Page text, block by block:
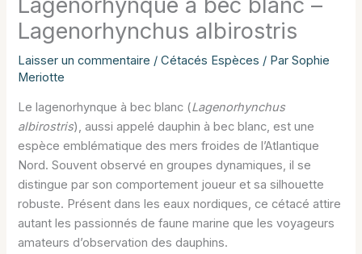
Lagenorhynchus albirostris
Laisser un commentaire /Cétacés Espèces / ParSophie
Meriotte
Le lagenorhynque à bec blanc (Lagenorhynchus
albirostris), aussi appelé dauphin à bec blanc, est une
espèce emblématique des mers froides de l’Atlantique
Nord. Souvent observé en groupes dynamiques, il se
distingue par son comportement joueur et sa silhouette
robuste. Présent dans les eaux nordiques, ce cétacé attire
autant les passionnés de faune marine que les voyageurs
amateurs d’observation des dauphins.